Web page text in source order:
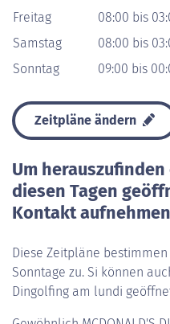
Freitag
08:00 bis
Samstag
08:00 bis
Sonntag
09:00 bis
Zeitpläne ändern
Um
diesen Tagen
Kontakt
Diese Zeitpläne
Sonntage zu. Si können
Dingolfing am lundi